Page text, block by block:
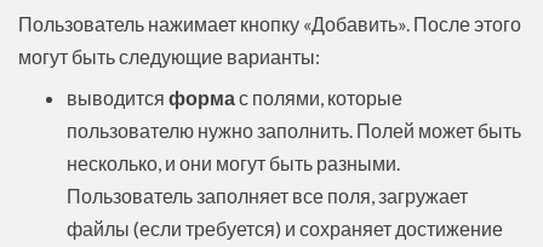
Пользователь нажимает кнопку «Добавить». После этого
могут быть следующие варианты:
выводится формас полями, которые
пользователю нужно заполнить. Полей может быть
несколько, и они могут быть разными.
Пользователь заполняет все поля, загружает
файлы (если требуется) и сохраняет достижение